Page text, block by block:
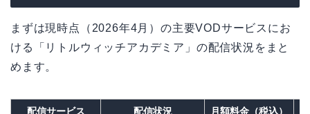
まずは現時点（2026年4月）の主要VODサービスにお
ける「リトルウィッチアカデミア」の配信状況をまと
めます。
配信サービス 配信状況 月額料金（税込）